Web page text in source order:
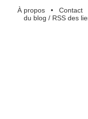
À propos• Contact
du blog / RSS des